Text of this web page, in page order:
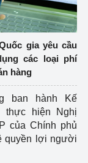
gia yêu cầu
các loại phí
hàng
ban hành Kế
thực hiện Nghị
của Chính phủ
quyền lợi người